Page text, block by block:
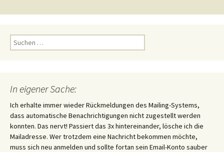
Suchen
nach:
In eigener Sache:
Ich erhalte immer wieder Rückmeldungen des Mailing-Systems,
dass automatische Benachrichtigungen nicht zugestellt werden
konnten. Das nervt! Passiert das 3x hintereinander, lösche ich die
Mailadresse. Wer trotzdem eine Nachricht bekommen möchte,
muss sich neu anmelden und sollte fortan sein Email-Konto sauber